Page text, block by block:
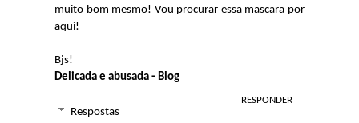
muito bom mesmo! Vou procurar essa mascara por
aqui!
Bjs!
Delicada e abusada - Blog
RESPONDER
Respostas